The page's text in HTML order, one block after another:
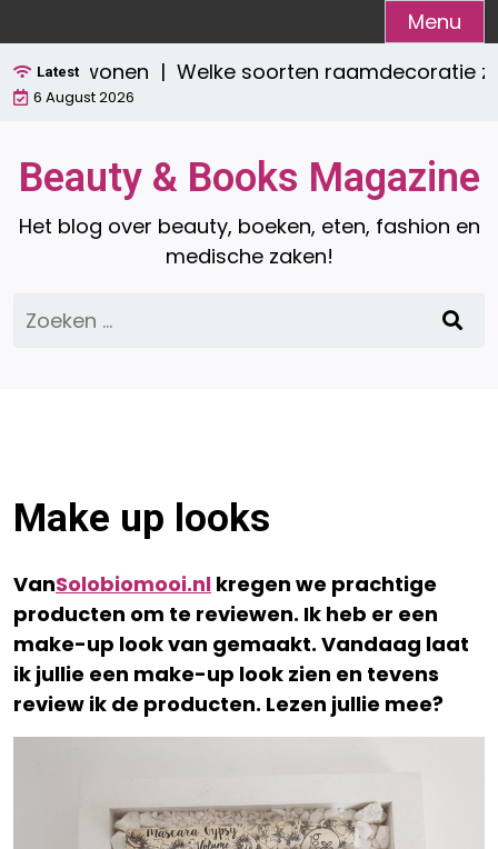
naar
de
inhoud
Menu
Latest
wonen |Welke soorten raamdecoratie zijn er?
6 August 2026
Beauty & Books Magazine
Het blog over beauty, boeken, eten, fashion en
medische zaken!
Zoeken
naar:
Make up looks
VanSolobiomooi.nl kregen we prachtige
producten om te reviewen. Ik heb er een
make-up look van gemaakt. Vandaag laat
ik jullie een make-up look zien en tevens
review ik de producten. Lezen jullie mee?